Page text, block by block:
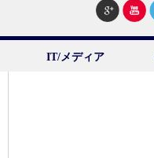
IT/メディア